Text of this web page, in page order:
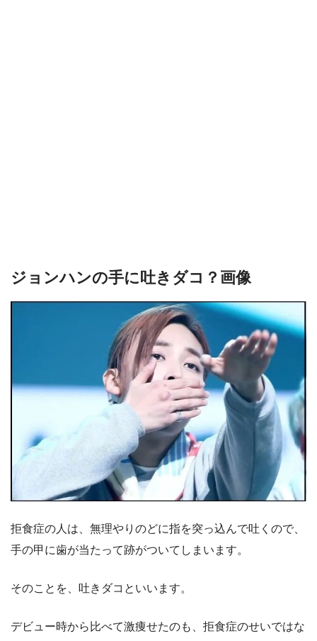
ジョンハンの手に吐きダコ？画像
拒食症の人は、無理やりのどに指を突っ込んで吐くので、
手の甲に歯が当たって跡がついてしまいます。
そのことを、吐きダコといいます。
デビュー時から比べて激痩せたのも、拒食症のせいではな